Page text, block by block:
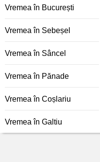
Vremea în București
Vremea în Sebeșel
Vremea în Sâncel
Vremea în Pănade
Vremea în Coșlariu
Vremea în Galtiu